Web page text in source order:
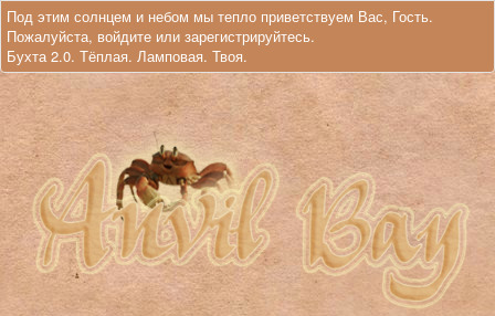
Под этим солнцем и небом мы тепло приветствуем Вас, Гость.
Пожалуйста, войдите или зарегистрируйтесь.
Бухта 2.0. Тёплая. Ламповая. Твоя.